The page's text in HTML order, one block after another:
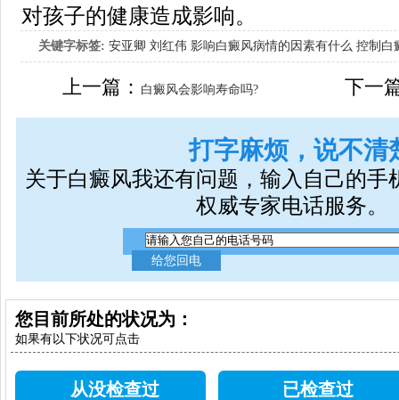
对孩子的健康造成影响。
关键字标签: 安亚卿 刘红伟 影响白癜风病情的因素有什么 控制白
女生应该如何治疗呢
上一篇： 白癜风会影响寿命吗? 下一
打字麻烦，说不清
关于白癜风我还有问题，输入自己的手
权威专家电话服务。
您目前所处的状况为：
如果有以下状况可点击
从没检查过 已检查过